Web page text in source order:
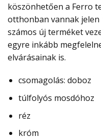
köszönhetően a Ferro
otthonban vannak
számos új terméket
egyre inkább
elvárásainak is.
csomagolás: doboz
túlfolyós mosdóhoz
réz
króm